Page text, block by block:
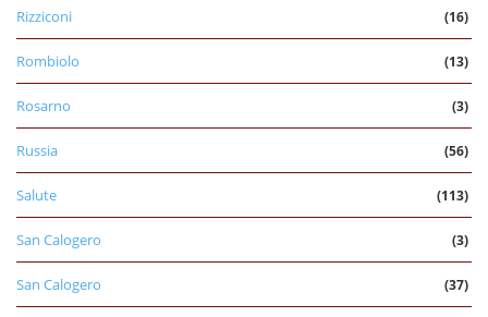
Rizziconi (16)
Rombiolo (13)
Rosarno (3)
Russia (56)
Salute (113)
San Calogero (3)
San Calogero (37)